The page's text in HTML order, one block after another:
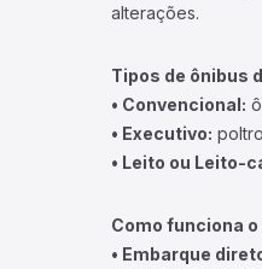
alterações.
Tipos de ônibus
• Convencional:
• Executivo:
• Leito ou Leito-
Como funciona
• Embarque